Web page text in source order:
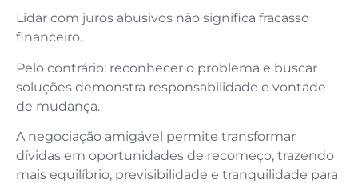
Lidar com juros abusivos não significa fracasso
financeiro.
Pelo contrário: reconhecer o problema e buscar
soluções demonstra responsabilidade e vontade
de mudança.
A negociação amigável permite transformar
dívidas em oportunidades de recomeço, trazendo
mais equilíbrio, previsibilidade e tranquilidade para